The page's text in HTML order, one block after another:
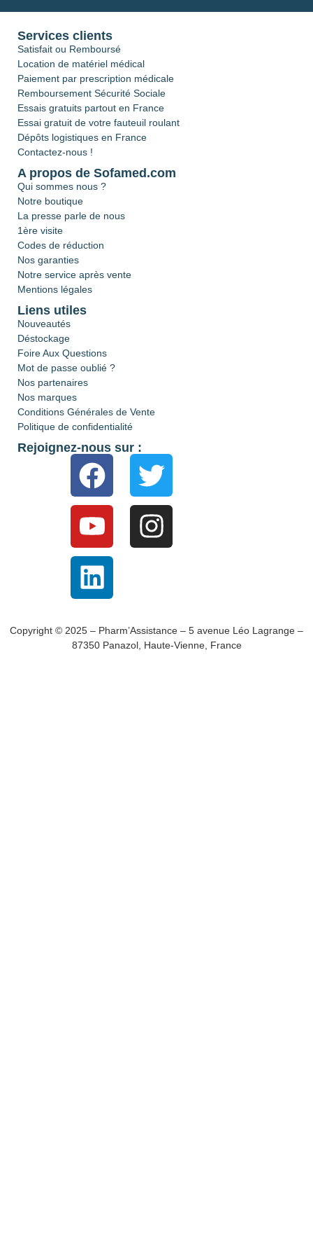
Services clients
Satisfait ou Remboursé
Location de matériel médical
Paiement par prescription médicale
Remboursement Sécurité Sociale
Essais gratuits partout en France
Essai gratuit de votre fauteuil roulant
Dépôts logistiques en France
Contactez-nous !
A propos de Sofamed.com
Qui sommes nous ?
Notre boutique
La presse parle de nous
1ère visite
Codes de réduction
Nos garanties
Notre service après vente
Mentions légales
Liens utiles
Nouveautés
Déstockage
Foire Aux Questions
Mot de passe oublié ?
Nos partenaires
Nos marques
Conditions Générales de Vente
Politique de confidentialité
Rejoignez-nous sur :
Copyright © 2025 – Pharm’Assistance – 5 avenue Léo Lagrange –
87350 Panazol, Haute-Vienne, France